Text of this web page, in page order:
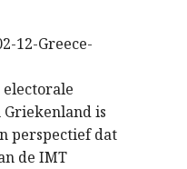
electorale
is
perspectief dat
de IMT